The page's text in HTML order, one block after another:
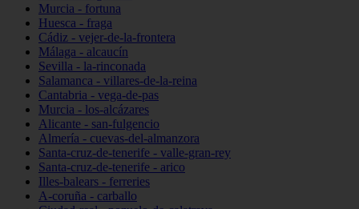
Murcia - fortuna
Huesca - fraga
Cádiz - vejer-de-la-frontera
Málaga - alcaucín
Sevilla - la-rinconada
Salamanca - villares-de-la-reina
Cantabria - vega-de-pas
Murcia - los-alcázares
Alicante - san-fulgencio
Almería - cuevas-del-almanzora
Santa-cruz-de-tenerife - valle-gran-rey
Santa-cruz-de-tenerife - arico
Illes-balears - ferreries
A-coruña - carballo